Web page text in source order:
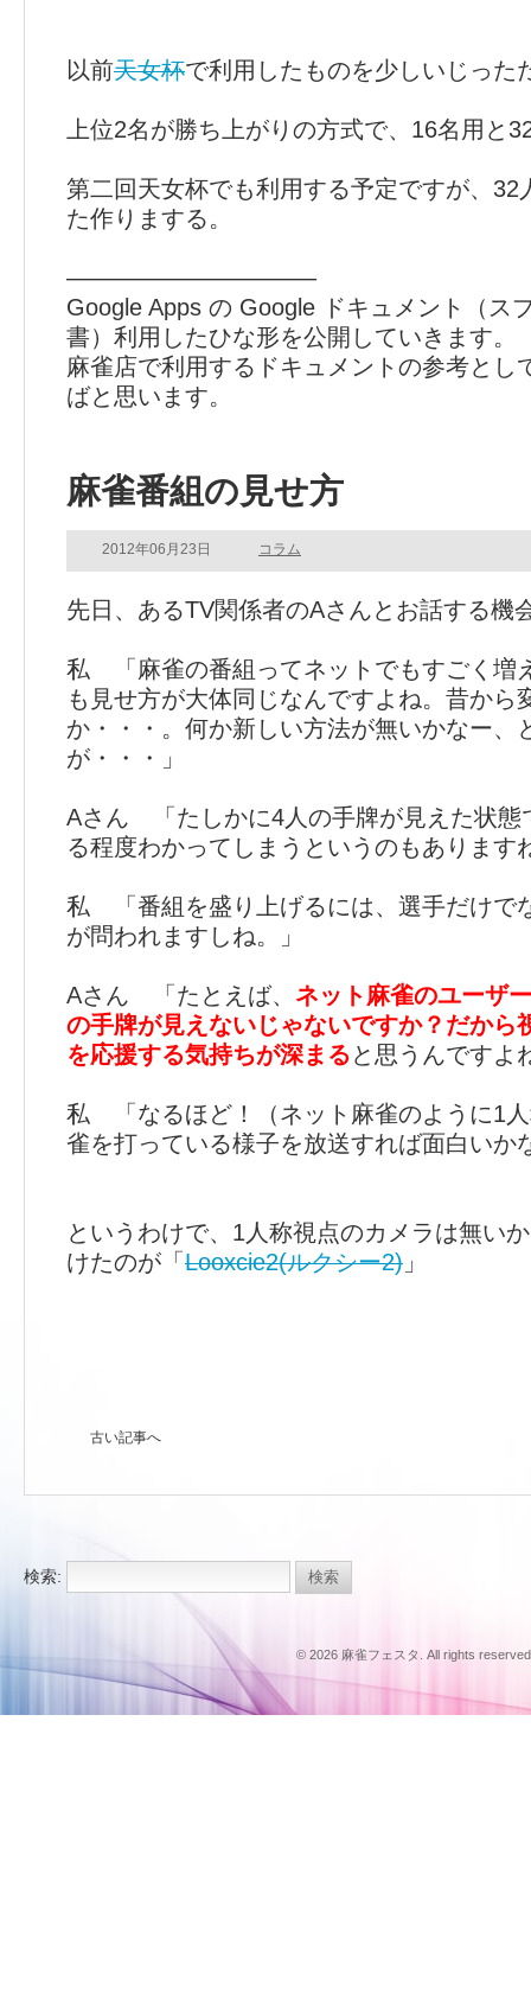
以前天女杯で利用したものを少しいじった
上位2名が勝ち上がりの方式で、16名用と
第二回天女杯でも利用する予定ですが、32
た作りまする。
——————————–
Google Apps の Google ドキュメント（ス
書）利用したひな形を公開していきます。
麻雀店で利用するドキュメントの参考とし
ばと思います。
麻雀番組の見せ方
2012年06月23日 コラム
先日、あるTV関係者のAさんとお話する機
私 「麻雀の番組ってネットでもすごく増
も見せ方が大体同じなんですよね。昔から
か・・・。何か新しい方法が無いかなー、
が・・・」
Aさん 「たしかに4人の手牌が見えた状態
る程度わかってしまうというのもあります
私 「番組を盛り上げるには、選手だけで
が問われますしね。」
Aさん 「たとえば、 ネット麻雀のユーザ
の手牌が見えないじゃないですか？だから
を応援する気持ちが深まると思うんですよ
私 「なるほど！（ネット麻雀のように1
雀を打っている様子を放送すれば面白いか
というわけで、1人称視点のカメラは無い
けたのが「 Looxcie2(ルクシー2) 」
古い記事へ
検索:
© 2026 麻雀フェスタ. All rights